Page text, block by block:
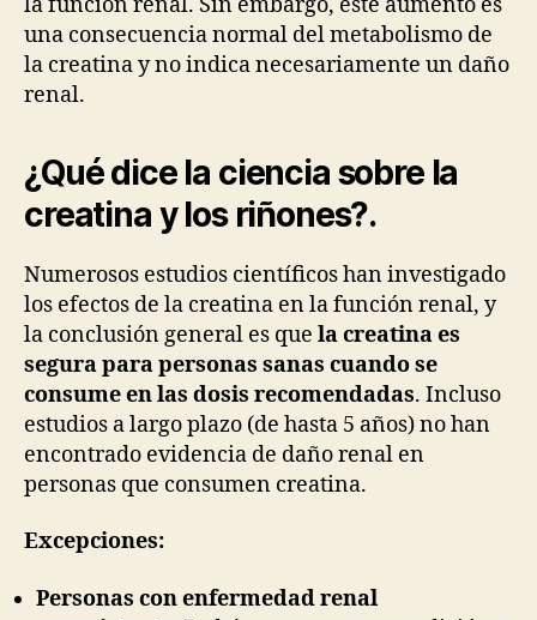
una consecuencia normal del metabolismo de
la creatina y no indica necesariamente un daño
renal.
¿Qué dice la ciencia sobre la
creatina y los riñones?.
Numerosos estudios científicos han investigado
los efectos de la creatina en la función renal, y
la conclusión general es que la creatina es
segura para personas sanas cuando se
consume en las dosis recomendadas. Incluso
estudios a largo plazo (de hasta 5 años) no han
encontrado evidencia de daño renal en
personas que consumen creatina.
Excepciones:
Personas con enfermedad renal